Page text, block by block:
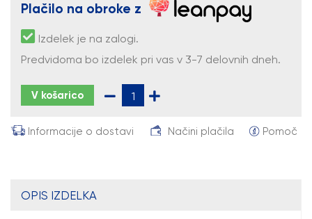
Plačilo na obroke z
Izdelek je na zalogi.
Predvidoma bo izdelek pri vas v 3-7 delovnih dneh.
V košarico
Informacije o dostavi Načini plačila Pomoč
OPIS IZDELKA